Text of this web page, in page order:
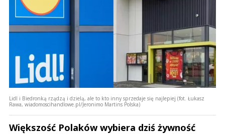
Lidl i Biedronką rządzą i dzielą, ale to kto inny sprzedaje się najlepiej (fot. Łukasz
Rawa, wiadomoscihandlowe.pl/Jeronimo Martins Polska)
Większość Polaków wybiera dziś żywność